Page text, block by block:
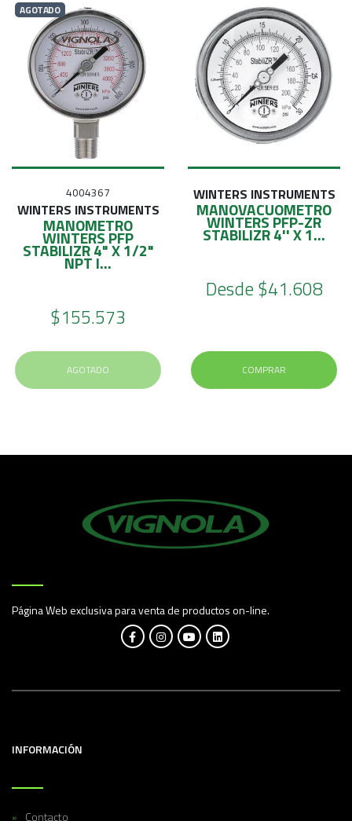
AGOTADO
4004367
WINTERS INSTRUMENTS
MANOMETRO
WINTERS PFP
STABILIZR 4" X 1/2"
NPT I...
$155.573
AGOTADO
WINTERS INSTRUMENTS
MANOVACUOMETRO
WINTERS PFP-ZR
STABILIZR 4'' X 1...
Desde$41.608
COMPRAR
Página Web exclusiva para venta de productos on-line.
INFORMACIÓN
Contacto